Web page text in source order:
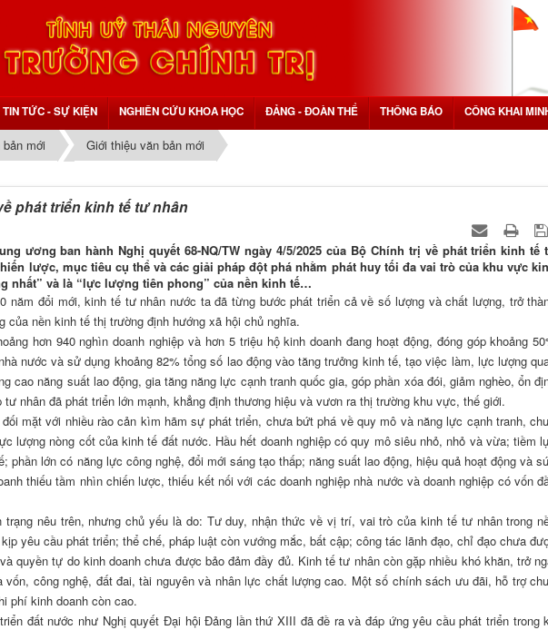
TIN TỨC - SỰ KIỆN NGHIÊN CỨU KHOA HỌC ĐẢNG - ĐOÀN THỂ THÔNG BÁO CÔNG KHAI
mới
Giới thiệu văn bản mới
phát triển kinh tế tư nhân
ương ban hành Nghị quyết 68-NQ/TW ngày 4/5/2025 của Bộ Chính trị về phát triển kinh tế
lược, mục tiêu cụ thể và các giải pháp đột phá nhằm phát huy tối đa vai trò của khu vực
nhất” và là “lực lượng tiên phong” của nền kinh tế…
năm đổi mới, kinh tế tư nhân nước ta đã từng bước phát triển cả về số lượng và chất lượng, trở
của nền kinh tế thị trường định hướng xã hội chủ nghĩa.
hơn 940 nghìn doanh nghiệp và hơn 5 triệu hộ kinh doanh đang hoạt động, đóng góp khoảng
nước và sử dụng khoảng 82% tổng số lao động vào tăng trưởng kinh tế, tạo việc làm, lực lượng
cao năng suất lao động, gia tăng năng lực cạnh tranh quốc gia, góp phần xóa đói, giảm nghèo, ổn
tư nhân đã phát triển lớn mạnh, khẳng định thương hiệu và vươn ra thị trường khu vực, thế giới.
mặt với nhiều rào cản kìm hãm sự phát triển, chưa bứt phá về quy mô và năng lực cạnh tranh,
lượng nòng cốt của kinh tế đất nước. Hầu hết doanh nghiệp có quy mô siêu nhỏ, nhỏ và vừa; tiềm
phần lớn có năng lực công nghệ, đổi mới sáng tạo thấp; năng suất lao động, hiệu quả hoạt động và
thiếu tầm nhìn chiến lược, thiếu kết nối với các doanh nghiệp nhà nước và doanh nghiệp có vốn
trạng nêu trên, nhưng chủ yếu là do: Tư duy, nhận thức về vị trí, vai trò của kinh tế tư nhân trong
yêu cầu phát triển; thể chế, pháp luật còn vướng mắc, bất cập; công tác lãnh đạo, chỉ đạo chưa
quyền tự do kinh doanh chưa được bảo đảm đầy đủ. Kinh tế tư nhân còn gặp nhiều khó khăn, trở
công nghệ, đất đai, tài nguyên và nhân lực chất lượng cao. Một số chính sách ưu đãi, hỗ trợ
phí kinh doanh còn cao.
đất nước như Nghị quyết Đại hội Đảng lần thứ XIII đã đề ra và đáp ứng yêu cầu phát triển trong